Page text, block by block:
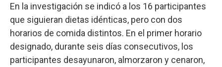
En la investigación se indicó a los 16 participantes
que siguieran dietas idénticas, pero con dos
horarios de comida distintos. En el primer horario
designado, durante seis días consecutivos, los
participantes desayunaron, almorzaron y cenaron,